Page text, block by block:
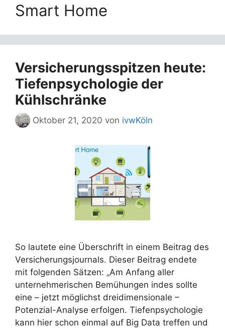
Smart Home
Versicherungsspitzen heute:
Tiefenpsychologie der
Kühlschränke
Oktober 21, 2020 von ivwKöln
So lautete eine Überschrift in einem Beitrag des
Versicherungsjournals. Dieser Beitrag endete
mit folgenden Sätzen: „Am Anfang aller
unternehmerischen Bemühungen indes sollte
eine – jetzt möglichst dreidimensionale –
Potenzial-Analyse erfolgen. Tiefenpsychologie
kann hier schon einmal auf Big Data treffen und